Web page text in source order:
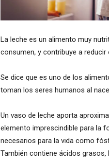
La leche es un alimento muy
consumen, y contribuye a
Se dice que es uno de los
toman los seres humanos al
Un vaso de leche aporta
elemento imprescindible para la
necesarios para la vida como
También contiene ácidos